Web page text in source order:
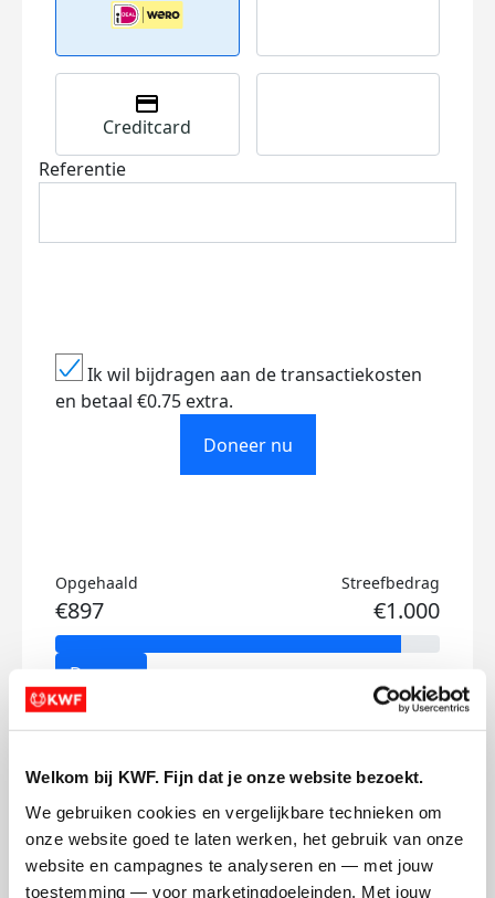
Welkom bij KWF. Fijn dat je onze website bezoekt.
We gebruiken cookies en vergelijkbare technieken om
onze website goed te laten werken, het gebruik van onze
website en campagnes te analyseren en — met jouw
toestemming — voor marketingdoeleinden. Met jouw
Creditcard
Referentie
Ik wil bijdragen aan de transactiekosten
en betaal €0.75 extra.
Doneer nu
Opgehaald
€897
Streefbedrag
€1.000
Doneer
James's badges